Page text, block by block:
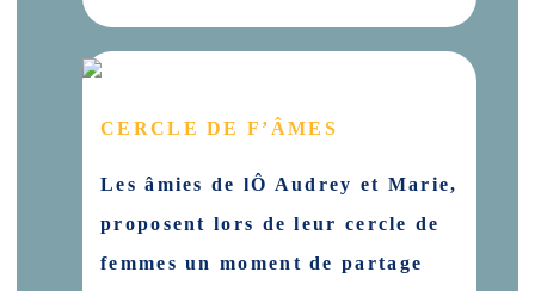
CERCLE DE F’ÂMES
Les âmies de lÔ Audrey et Marie,
proposent lors de leur cercle de
femmes un moment de partage